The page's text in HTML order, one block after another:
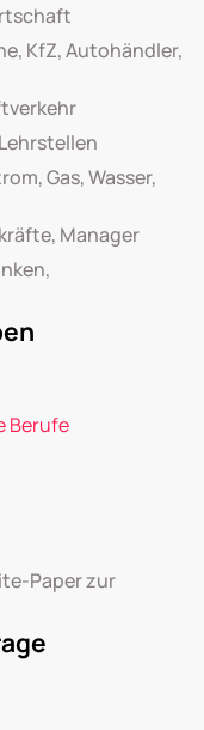
KfZ, Autohändler,
Gas, Wasser,
Manager
Berufe
Paper zur